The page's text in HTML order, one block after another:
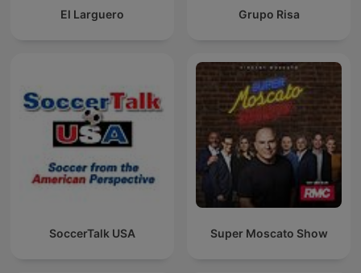
El Larguero Grupo Risa
SoccerTalk USA Super Moscato Show